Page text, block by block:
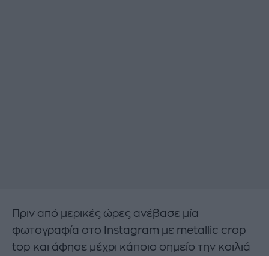
Πριν από μερικές ώρες ανέβασε μία
φωτογραφία στο Instagram με metallic crop
top και άφησε μέχρι κάποιο σημείο την κοιλιά